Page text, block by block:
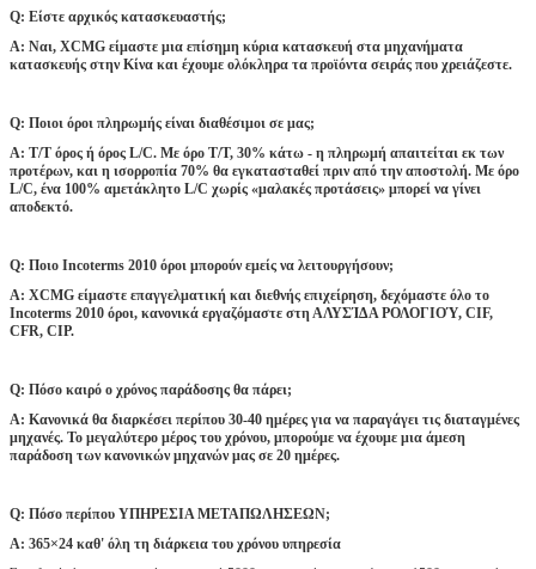
Q: Είστε αρχικός κατασκευαστής;
Α: Ναι, XCMG είμαστε μια επίσημη κύρια κατασκευή στα μηχανήματα
κατασκευής στην Κίνα και έχουμε ολόκληρα τα προϊόντα σειράς που χρειάζεστε.
Q: Ποιοι όροι πληρωμής είναι διαθέσιμοι σε μας;
Α: T/T όρος ή όρος L/C. Με όρο T/T, 30% κάτω - η πληρωμή απαιτείται εκ των
προτέρων, και η ισορροπία 70% θα εγκατασταθεί πριν από την αποστολή. Με όρο
L/C, ένα 100% αμετάκλητο L/C χωρίς «μαλακές προτάσεις» μπορεί να γίνει
αποδεκτό.
Q: Ποιο Incoterms 2010 όροι μπορούν εμείς να λειτουργήσουν;
Α: XCMG είμαστε επαγγελματική και διεθνής επιχείρηση, δεχόμαστε όλο το
Incoterms 2010 όροι, κανονικά εργαζόμαστε στη ΑΛΥΣΊΔΑ ΡΟΛΟΓΙΟΎ, CIF,
CFR, CIP.
Q: Πόσο καιρό ο χρόνος παράδοσης θα πάρει;
Α: Κανονικά θα διαρκέσει περίπου 30-40 ημέρες για να παραγάγει τις διαταγμένες
μηχανές. Το μεγαλύτερο μέρος του χρόνου, μπορούμε να έχουμε μια άμεση
παράδοση των κανονικών μηχανών μας σε 20 ημέρες.
Q: Πόσο περίπου ΥΠΗΡΕΣΙΑ ΜΕΤΑΠΩΛΗΣΕΩΝ;
Α: 365×24 καθ' όλη τη διάρκεια του χρόνου υπηρεσία